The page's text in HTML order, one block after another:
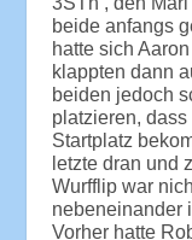
beide anfangs
hatte sich
klappten dann
beiden jedoch
platzieren,
Startplatz
letzte dran und
Wurfflip war
nebeneinander
Vorher hatte